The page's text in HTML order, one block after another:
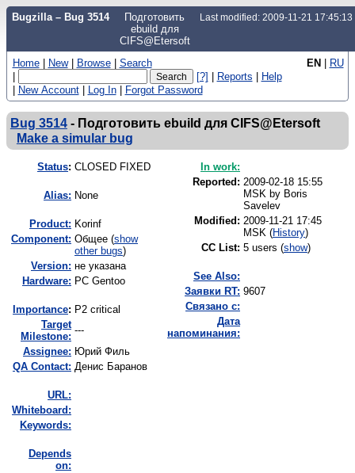
Bugzilla – Bug 3514
Подготовить
ebuild для
CIFS@Etersoft
Last modified: 2009-11-21 17:45:13
EN | RU
Home | New | Browse | Search
|
[?] | Reports | Help
| New Account | Log In | Forgot Password
Bug 3514 - Подготовить ebuild для CIFS@Etersoft
Make a simular bug
Status: CLOSED FIXED
Alias: None
Product: Korinf
Component: Общее (show
other bugs)
Version: не указана
Hardware: PC Gentoo
mportance: P2 critical
Target
Milestone:
---
Assignee: Юрий Филь
QA Contact: Денис Баранов
URL:
Whiteboard:
Keywords:
Depends
on:
In work:
Reported: 2009-02-18 15:55
MSK by Boris
Savelev
Modified: 2009-11-21 17:45
MSK (History)
CC List: 5 users (show)
See Also:
Заявки RT: 9607
Связано с:
Дата
напоминания: